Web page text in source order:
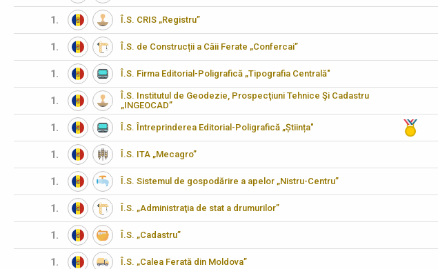
1. Î.S. CRIS „Registru”
1. Î.S. de Construcții a Căii Ferate „Confercai”
1. Î.S. Firma Editorial-Poligrafică „Tipografia Centrală"
1.
Î.S. Institutul de Geodezie, Prospecţiuni Tehnice Şi Cadastru
„INGEOCAD”
1. Î.S. Întreprinderea Editorial-Poligrafică „Știința"
1. Î.S. ITA „Mecagro”
1. Î.S. Sistemul de gospodărire a apelor „Nistru-Centru”
1. Î.S. „Administraţia de stat a drumurilor”
1. Î.S. „Cadastru”
1. Î.S. „Calea Ferată din Moldova”